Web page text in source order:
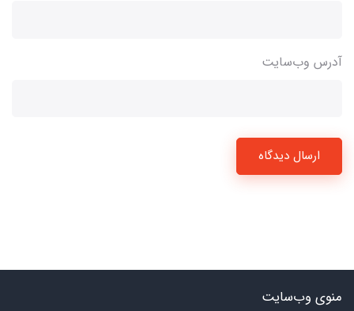
آدرس وب‌سایت
ارسال دیدگاه
منوی وب‌سایت